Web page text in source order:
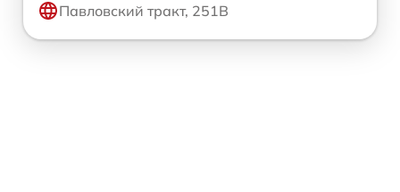
Павловский тракт, 251В